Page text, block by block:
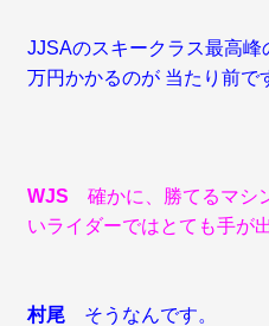
JJSAのスキークラス最高
万円かかるのが 当たり前で
WJS確かに、勝てるマシ
いライダーではとても手が
村尾 そうなんです。